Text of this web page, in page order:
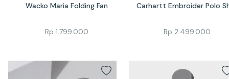
Wacko Maria Folding Fan
Rp 1.799.000
Carhartt Embroider Polo
Rp 2.499.000